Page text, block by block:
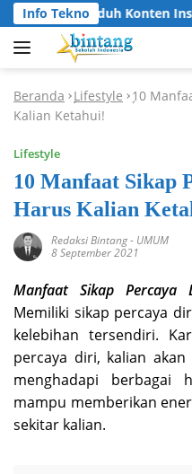
Langsung
ke
konten
Info Tekno
Cara Unduh Konten
Beranda -Lifestyle -10
Kalian Ketahui!
Lifestyle
10 Manfaat Sikap
Harus Kalian
Redaksi Bintang- UMUM
8 September 2021
Manfaat Sikap Percaya
Memiliki sikap percaya
kelebihan tersendiri.
percaya diri, kalian
menghadapi berbagai
mampu memberikan
sekitar kalian.